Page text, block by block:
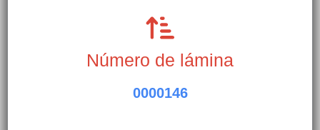
Número de lámina
0000146